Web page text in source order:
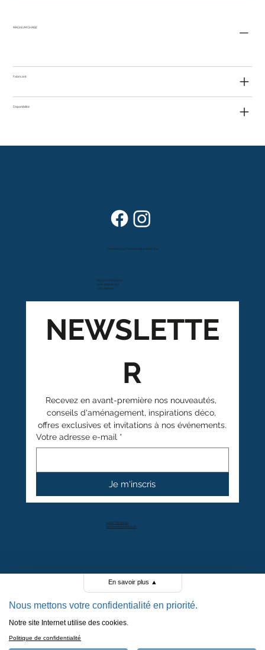
MAGNUM CHAISE
Fabricant
Disponibilité
Route cantonale 4
Case postale 157
1963 Vétroz
POLITIQUE DE CONFIDENTIALITÉ
Dans vos foyers depuis plus de 80 ans
+41 27 766 40 40
info@anthamatten.ch
NEWSLETTE
R
Recevez en avant-première nos nouveautés,
conseils d'aménagement, inspirations déco,
offres exclusives et invitations à nos événements.
Votre adresse e-mail *
Je m'inscris
4.4
+ de 100 avis clients
En savoir plus ▲
Nous mettons votre confidentialité en priorité.
Notre site Internet utilise des cookies.
Politique de confidentialité